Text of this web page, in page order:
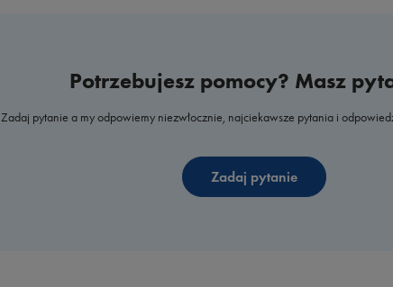
Potrzebujesz pomocy? Masz
Zadaj pytanie a my odpowiemy niezwłocznie, najciekawsze pytania i
Zadaj pytanie